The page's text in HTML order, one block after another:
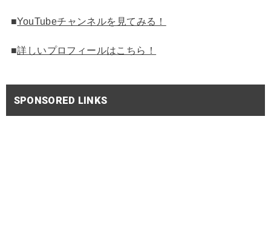
■YouTubeチャンネルを見てみる！
■詳しいプロフィールはこちら！
SPONSORED LINKS